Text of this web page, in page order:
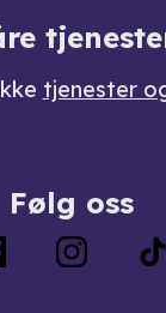
tjenester
Følg oss